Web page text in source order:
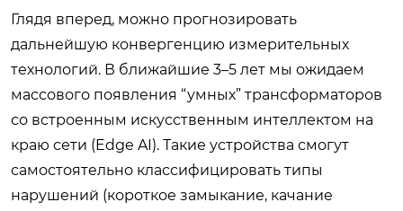
Глядя вперед, можно прогнозировать
дальнейшую конвергенцию измерительных
технологий. В ближайшие 3–5 лет мы ожидаем
массового появления “умных” трансформаторов
со встроенным искусственным интеллектом на
краю сети (Edge AI). Такие устройства смогут
самостоятельно классифицировать типы
нарушений (короткое замыкание, качание